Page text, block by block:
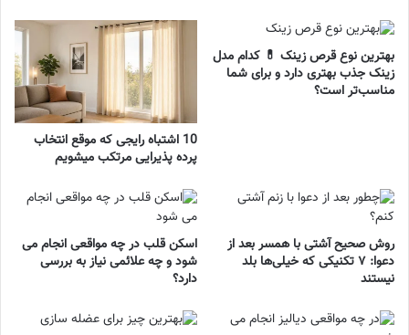
بهترین نوع قرص زینک 💊 کدام مدل
زینک جذب بهتری دارد و برای شما
مناسب‌تر است؟
10 اشتباه رایجی که موقع انتخاب
پرده پذیرایی مرتکب میشویم
روش صحیح آشتی با همسر بعد از
دعوا: ۷ تکنیکی که خیلی‌ها بلد
نیستند
اسکن قلب در چه مواقعی انجام می
شود و چه علائمی نیاز به بررسی
دارد؟